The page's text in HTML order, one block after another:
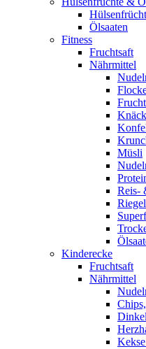
Ölsaaten
Fitness
Fruchtsaft
Nährmittel
Müsli
Reis-
Riegel
Kinderecke
Fruchtsaft
Nährmittel